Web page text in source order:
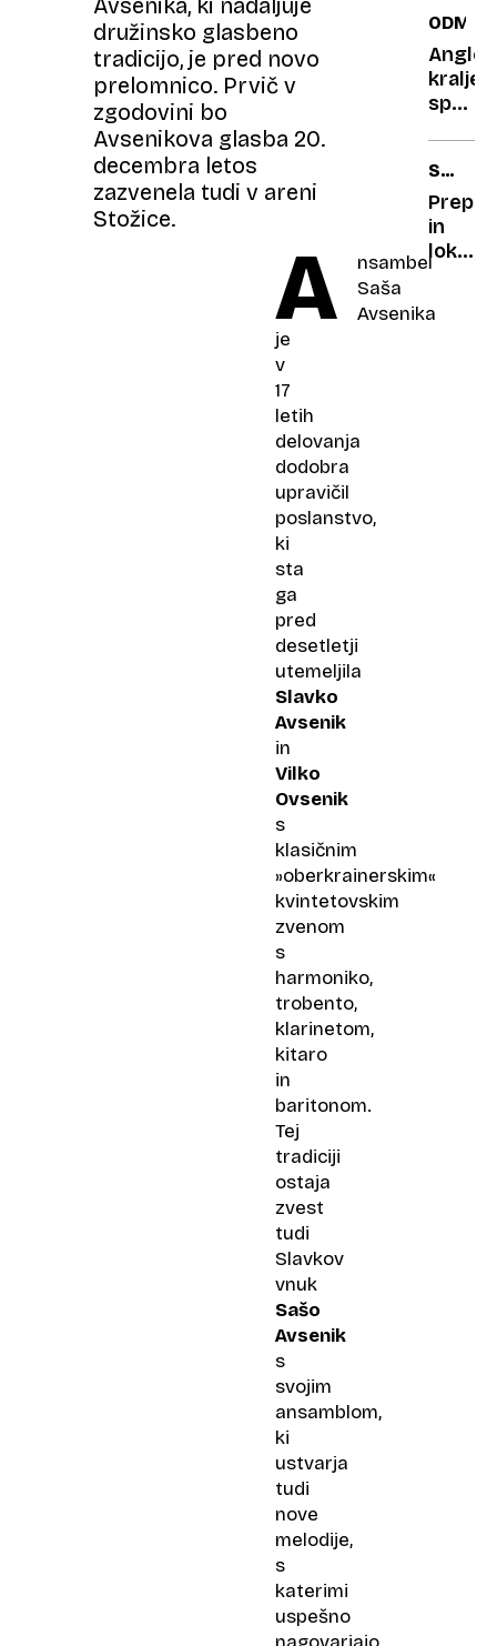
Avsenika, ki nadaljuje
družinsko glasbeno
tradicijo, je pred novo
prelomnico. Prvič v
zgodovini bo
Avsenikova glasba 20.
decembra letos
zazvenela tudi v areni
Stožice.
A
nsambel
Saša
Avsenika
je
v
17
letih
delovanja
dodobra
upravičil
poslanstvo,
ki
sta
ga
pred
desetletji
utemeljila
Slavko
Avsenik
in
Vilko
Ovsenik
s
klasičnim
»oberkrainerskim«
kvintetovskim
zvenom
s
harmoniko,
trobento,
klarinetom,
kitaro
in
baritonom.
Tej
tradiciji
ostaja
zvest
tudi
Slavkov
vnuk
Sašo
Avsenik
s
svojim
ansamblom,
ki
ustvarja
tudi
nove
melodije,
s
katerimi
uspešno
svet,
bi
lahko
ODMEV
kraljevi
spor:
in
boleča
in
lokalno
ki se